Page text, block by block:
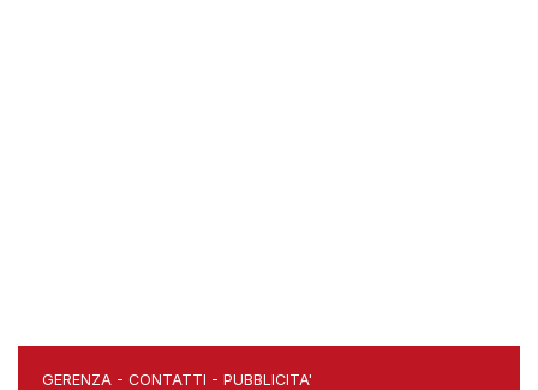
GERENZA - CONTATTI - PUBBLICITA'